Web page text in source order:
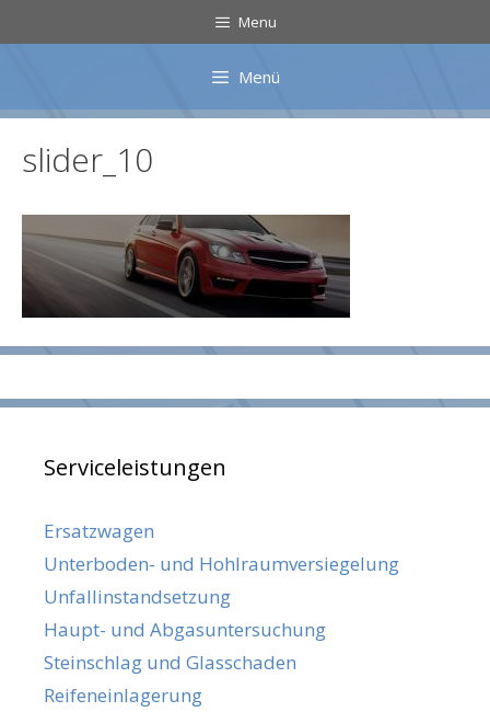
Inhalt
Menu
Menü
slider_10
Serviceleistungen
Ersatzwagen
Unterboden- und Hohlraumversiegelung
Unfallinstandsetzung
Haupt- und Abgasuntersuchung
Steinschlag und Glasschaden
Reifeneinlagerung